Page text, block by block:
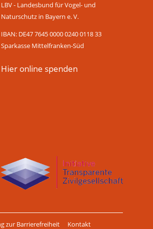
LBV - Landesbund für Vogel- und
Naturschutz in Bayern e. V.
IBAN: DE47 7645 0000 0240 0118 33
Sparkasse Mittelfranken-Süd
Hier online spenden
zur Barrierefreiheit Kontakt